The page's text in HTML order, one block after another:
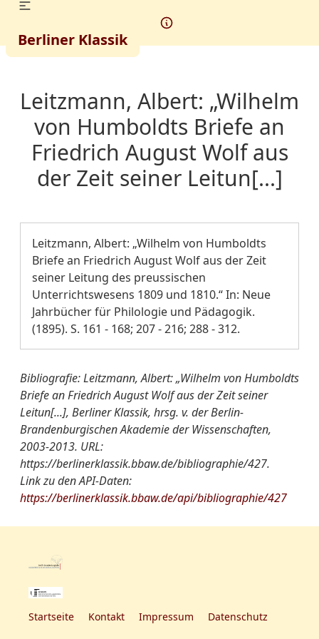
Berliner Klassik
Leitzmann, Albert: „Wilhelm
von Humboldts Briefe an
Friedrich August Wolf aus
der Zeit seiner Leitun[...]
Leitzmann, Albert: „Wilhelm von Humboldts
Briefe an Friedrich August Wolf aus der Zeit
seiner Leitung des preussischen
Unterrichtswesens 1809 und 1810.“ In: Neue
Jahrbücher für Philologie und Pädagogik.
(1895). S. 161 - 168; 207 - 216; 288 - 312.
Bibliografie: Leitzmann, Albert: „Wilhelm von Humboldts
Briefe an Friedrich August Wolf aus der Zeit seiner
Leitun[...], Berliner Klassik, hrsg. v. der Berlin-
Brandenburgischen Akademie der Wissenschaften,
2003-2013. URL:
https://berlinerklassik.bbaw.de/bibliographie/427.
Link zu den API-Daten:
https://berlinerklassik.bbaw.de/api/bibliographie/427
Startseite Kontakt Impressum Datenschutz